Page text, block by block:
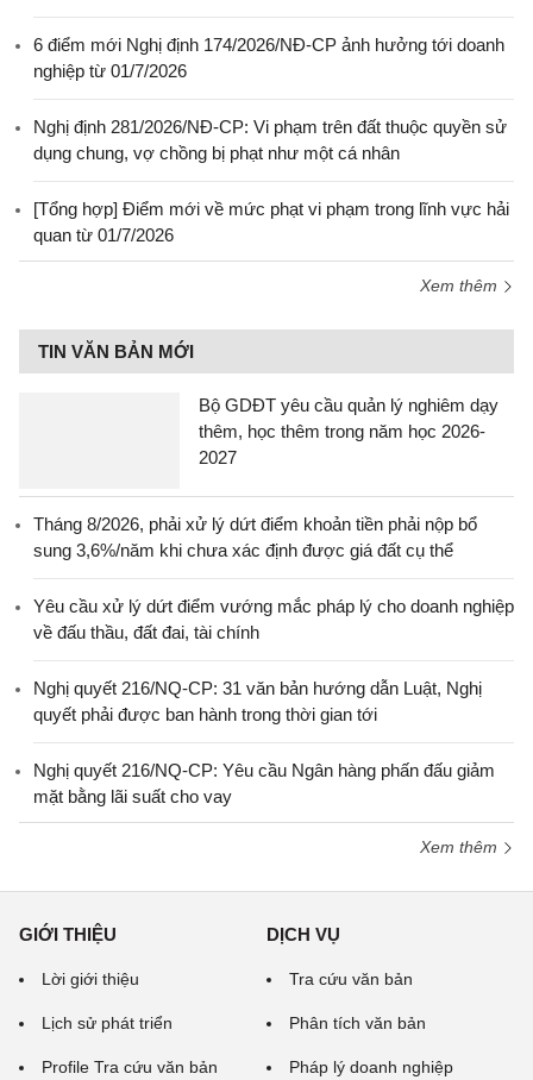
6 điểm mới Nghị định 174/2026/NĐ-CP ảnh hưởng tới doanh
nghiệp từ 01/7/2026
Nghị định 281/2026/NĐ-CP: Vi phạm trên đất thuộc quyền sử
dụng chung, vợ chồng bị phạt như một cá nhân
[Tổng hợp] Điểm mới về mức phạt vi phạm trong lĩnh vực hải
quan từ 01/7/2026
Xem thêm
TIN VĂN BẢN MỚI
Bộ GDĐT yêu cầu quản lý nghiêm dạy
thêm, học thêm trong năm học 2026-
2027
Tháng 8/2026, phải xử lý dứt điểm khoản tiền phải nộp bổ
sung 3,6%/năm khi chưa xác định được giá đất cụ thể
Yêu cầu xử lý dứt điểm vướng mắc pháp lý cho doanh nghiệp
về đấu thầu, đất đai, tài chính
Nghị quyết 216/NQ-CP: 31 văn bản hướng dẫn Luật, Nghị
quyết phải được ban hành trong thời gian tới
Nghị quyết 216/NQ-CP: Yêu cầu Ngân hàng phấn đấu giảm
mặt bằng lãi suất cho vay
Xem thêm
GIỚI THIỆU
Lời giới thiệu
Lịch sử phát triển
Profile Tra cứu văn bản
DỊCH VỤ
Tra cứu văn bản
Phân tích văn bản
Pháp lý doanh nghiệp